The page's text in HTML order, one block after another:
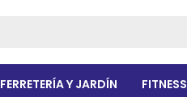
FERRETERÍA Y JARDÍN FITNESS